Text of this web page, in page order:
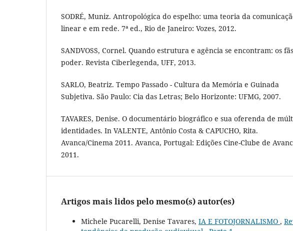
SODRÉ, Muniz. Antropológica do espelho: uma teoria da
linear e em rede. 7ª ed., Rio de Janeiro: Vozes, 2012.
SANDVOSS, Cornel. Quando estrutura e agência se encontram: os
poder. Revista Ciberlegenda, UFF, 2013.
SARLO, Beatriz. Tempo Passado - Cultura da Memória e Guinada
Subjetiva. São Paulo: Cia das Letras; Belo Horizonte: UFMG, 2007.
TAVARES, Denise. O documentário biográfico e sua oferenda de
identidades. In VALENTE, Antônio Costa & CAPUCHO, Rita.
Avanca/Cinema 2011. Avanca, Portugal: Edições Cine-Clube de
2011.
Artigos mais lidos pelo mesmo(s) autor(es)
Michele Pucarelli, Denise Tavares, IA E FOTOJORNALISMO ,